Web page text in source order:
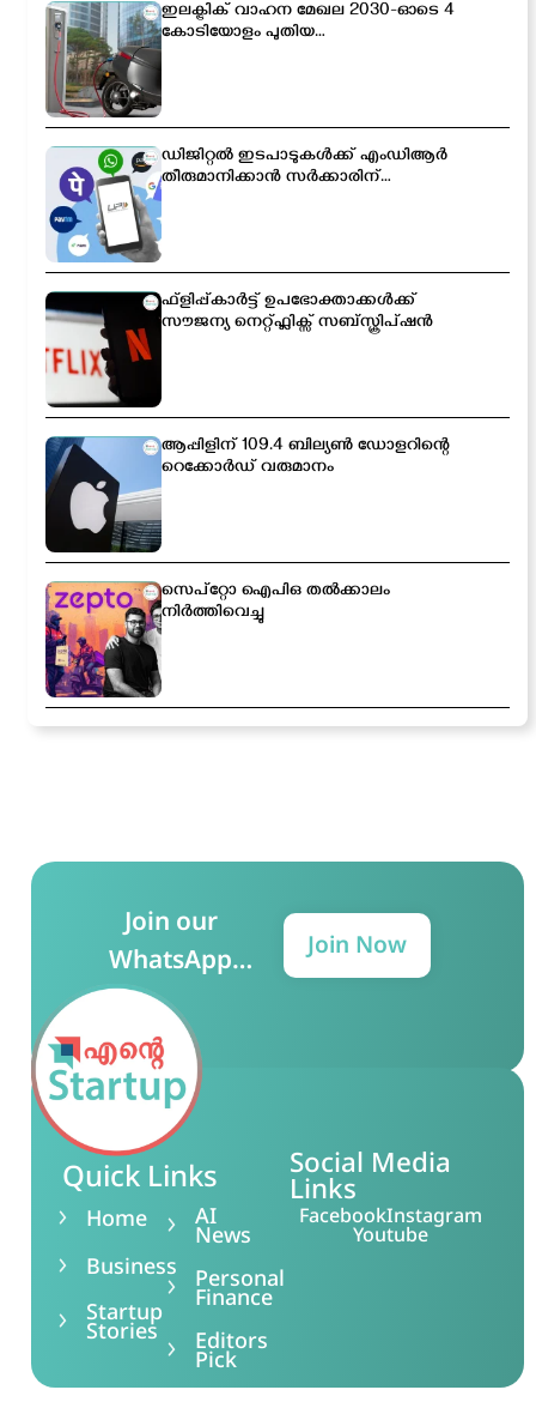
ഇലക്ട്രിക് വാഹന മേഖല 2030-ഓടെ 4
കോടിയോളം പുതിയ
ഡിജിറ്റൽ ഇടപാടുകൾക്ക് എംഡിആർ
തീരുമാനിക്കാൻ സർക്കാരിന്
ഫ്ളിപ്പ്കാർട്ട് ഉപഭോക്താക്കൾക്ക്
സൗജന്യ നെറ്റ്ഫ്ലിക്സ് സബ്സ്ക്രിപ്ഷൻ
ആപ്പിളിന് 109.4 ബില്യൺ ഡോളറിന്റെ
റെക്കോർഡ് വരുമാനം
സെപ്റ്റോ ഐപിഒ തൽക്കാലം
നിർത്തിവെച്ചു
Join our
WhatsApp
Group for more
updates!
Join Now
Quick Links
Home
Business
Startup
Stories
AI
News
Personal
Finance
Editors
Pick
Social Media
Links
FacebookInstagram
Youtube